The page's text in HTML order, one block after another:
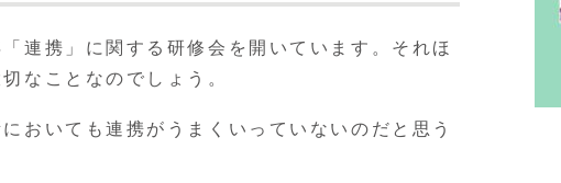
連携」に関する研修会を開いています。それほ
なことなのでしょう。
おいても連携がうまくいっていないのだと思う